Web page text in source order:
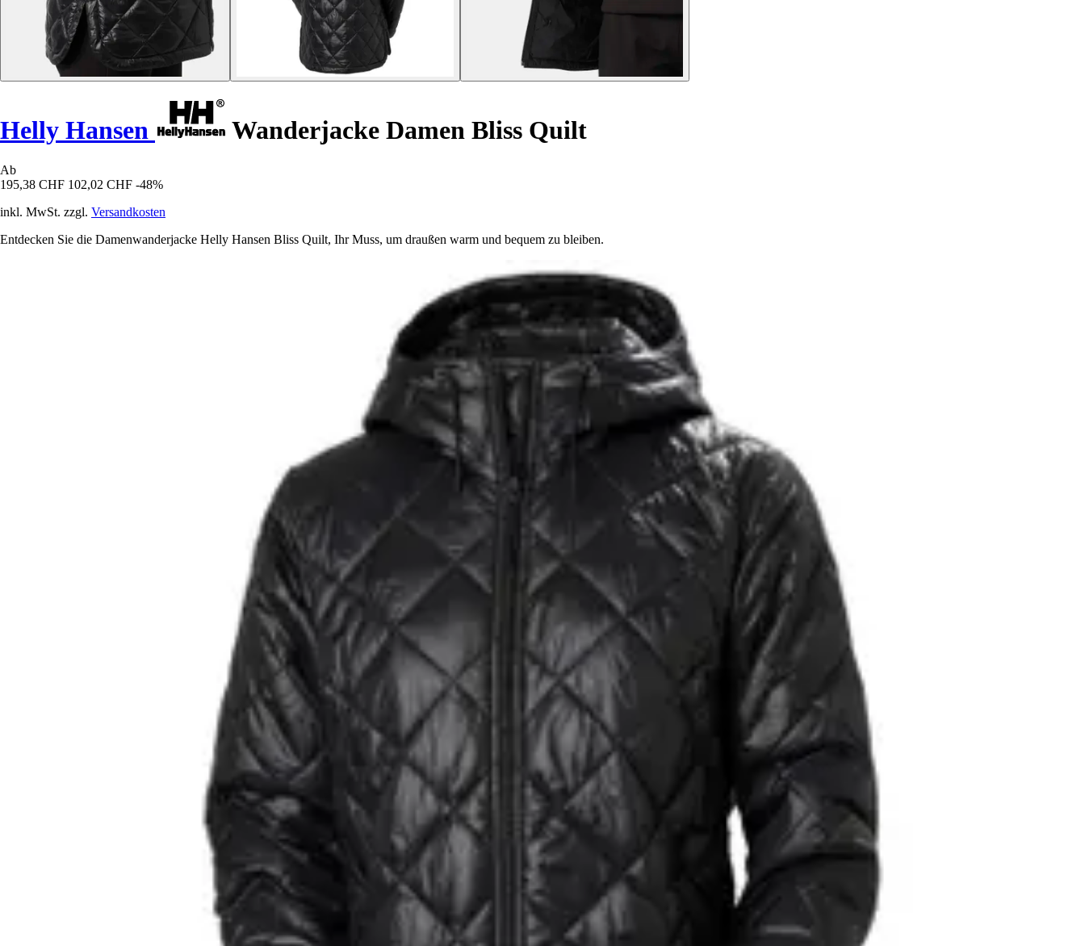
Helly Hansen Wanderjacke Damen Bliss Quilt
Ab
195,38 CHF 102,02 CHF -48%
inkl. MwSt. zzgl. Versandkosten
Entdecken Sie die Damenwanderjacke Helly Hansen Bliss Quilt, Ihr Muss, um draußen warm und bequem zu bleiben.